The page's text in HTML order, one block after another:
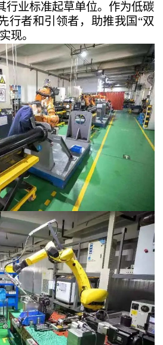
行业标准起草单位。作为低碳
行者和引领者，助推我国“双
现。